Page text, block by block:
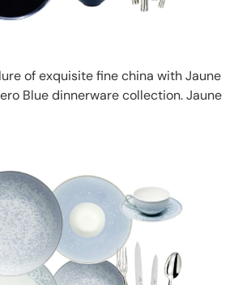
of exquisite fine china with Jaune
Blue dinnerware collection. Jaune